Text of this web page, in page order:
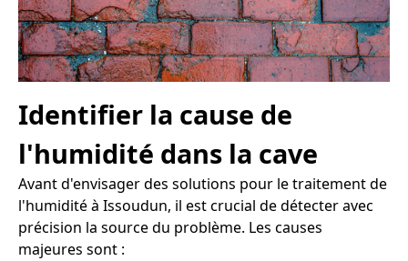
Identifier la cause de
l'humidité dans la cave
Avant d'envisager des solutions pour le traitement de
l'humidité à Issoudun, il est crucial de détecter avec
précision la source du problème. Les causes
majeures sont :